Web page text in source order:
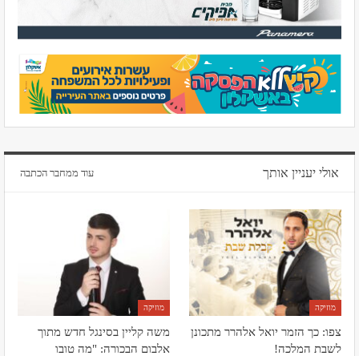
אולי יעניין אותך עוד ממחבר הכתבה
מוזיקה
צפו: כך הזמר יואל אלהרר מתכונן
לשבת המלכה!
מוזיקה
משה קליין בסינגל חדש מתוך
אלבום הבכורה: "מה טובו